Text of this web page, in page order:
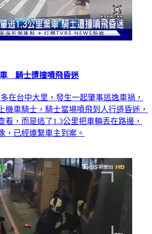
車 騎士遭撞噴飛昏迷
在台中大里，發生一起肇事逃逸車禍，
機車騎士，騎士當場噴飛到人行道昏迷，
看，而是逃了1.3公里把車輛丟在路邊，
，已經連繫車主到案。